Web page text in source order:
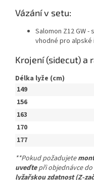
Vázání v setu:
Salomon Z12 GW -
vhodné pro alpské
Krojení (sidecut) a
Délka lyže (cm)
149
156
163
170
177
**Pokud požadujete
uveďtepři objednávce
lyžařskou zdatnost (Z-